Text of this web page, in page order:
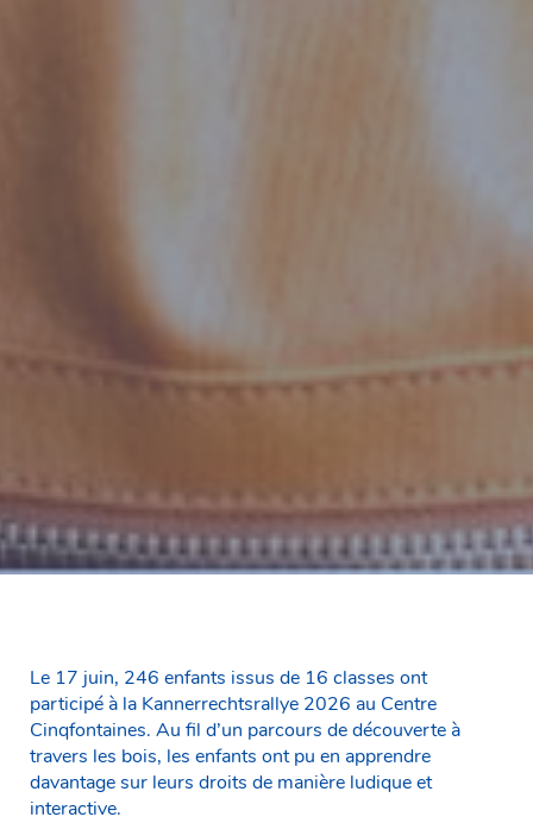
Le 17 juin, 246 enfants issus de 16 classes ont
participé à la Kannerrechtsrallye 2026 au Centre
Cinqfontaines. Au fil d’un parcours de découverte à
travers les bois, les enfants ont pu en apprendre
davantage sur leurs droits de manière ludique et
interactive.